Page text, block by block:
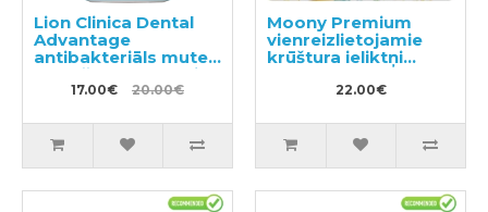
Lion Clinica Dental
Advantage
antibakteriāls mutes
skalošanas līdzeklis
ar citrusu garšu, bez
17.00€ 20.00€
Moony Premium
vienreizlietojamie
krūštura ieliktņi
22.00€